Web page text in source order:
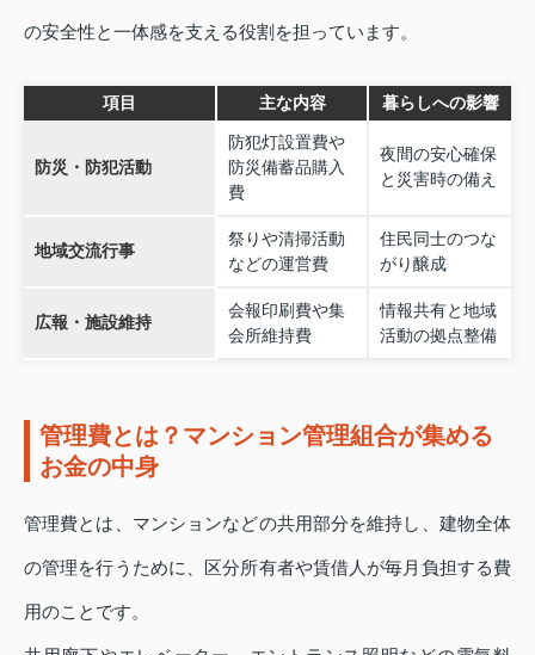
の安全性と一体感を支える役割を担っています。
項目 主な内容 暮らしへの影響
防災・防犯活動
防犯灯設置費や
防災備蓄品購入
費
夜間の安心確保
と災害時の備え
地域交流行事
祭りや清掃活動
などの運営費
住民同士のつな
がり醸成
広報・施設維持
会報印刷費や集
会所維持費
情報共有と地域
活動の拠点整備
管理費とは？マンション管理組合が集める
お金の中身
管理費とは、マンションなどの共用部分を維持し、建物全体
の管理を行うために、区分所有者や賃借人が毎月負担する費
用のことです。